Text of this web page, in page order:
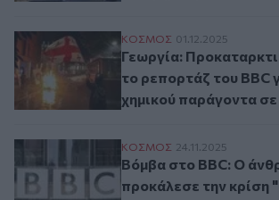
Γεωργία:
ΚΟΣΜΟΣ 01.12.2025
Γεωργία:
το ρεπορτάζ του BBC
χημικού παράγοντα
Βόμβα στο BBC: Ο
ΚΟΣΜΟΣ 24.11.2025
Βόμβα στο BBC: Ο
προκάλεσε την κρίση